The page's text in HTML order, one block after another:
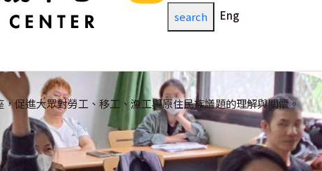
search
Eng
促進大眾對勞工、移工、漁工與原住民族議題的理解與關懷。